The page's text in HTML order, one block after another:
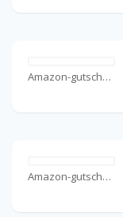
Amazon-gutschein Coupons
Amazon-gutschein Coupons